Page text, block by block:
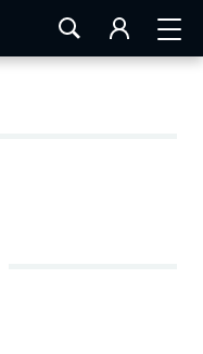
LA ROCHELLE